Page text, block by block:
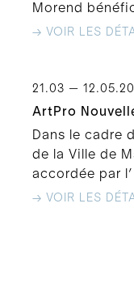
Morend
→ VOIR LES
21.03 —
ArtPro
Dans le cadre
de la Ville de
accordée par
→ VOIR LES